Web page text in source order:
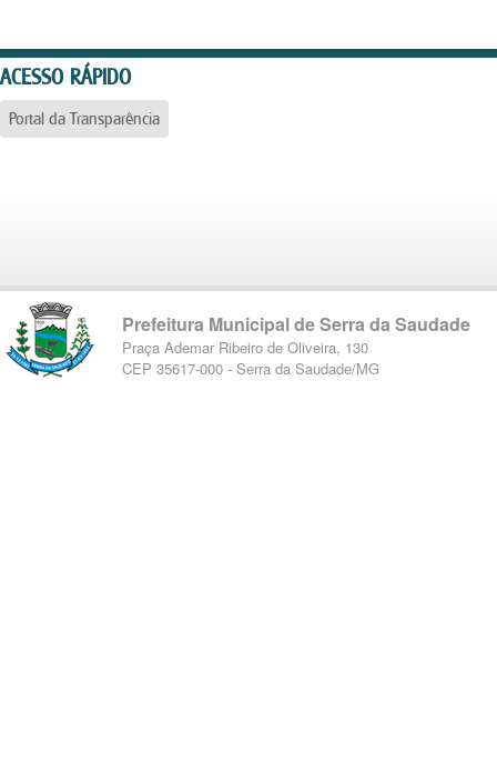
ACESSO RÁPIDO
Portal da Transparência
Prefeitura Municipal de Serra da Saudade
Praça Ademar Ribeiro de Oliveira, 130
CEP 35617-000 - Serra da Saudade/MG